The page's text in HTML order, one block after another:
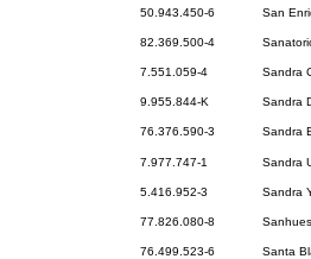
50.943.450-6 San
82.369.500-4
7.551.059-4 Sandra
9.955.844-K Sandra
76.376.590-3 Sandra
7.977.747-1 Sandra
5.416.952-3 Sandra
77.826.080-8
76.499.523-6 Santa